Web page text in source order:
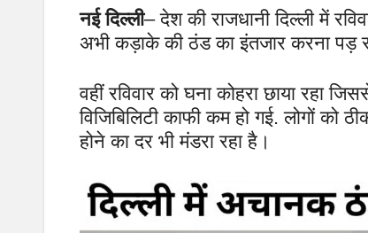
नई दिल्ली– देश की राजधानी दिल्ली में
अभी कड़ाके की ठंड का इंतजार करना पड़
वहीं रविवार को घना कोहरा छाया रहा
विजिबिलिटी काफी कम हो गई. लोगों को
होने का दर भी मंडरा रहा है।